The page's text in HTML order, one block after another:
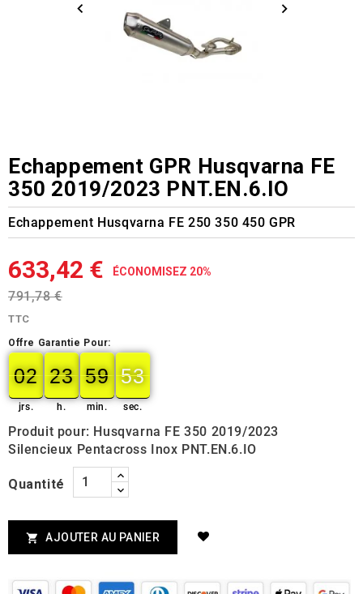
Echappement GPR Husqvarna FE
350 2019/2023 PNT.EN.6.IO
Echappement Husqvarna FE 250 350 450 GPR
633,42 € ÉCONOMISEZ 20%
791,78 €
TTC
Offre Garantie Pour:
02
02
00
jrs.
23
23
00
h.
59
59
00
min.
52
52
53
sec.
Produit pour: Husqvarna FE 350 2019/2023
Silencieux Pentacross Inox PNT.EN.6.IO
Quantité
 AJOUTER AU PANIER